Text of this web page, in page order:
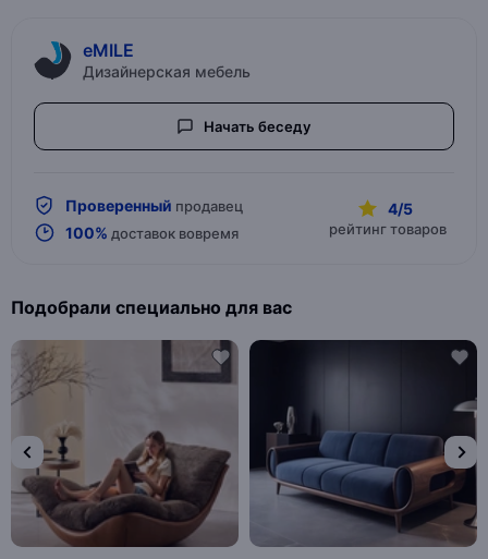
eMILE
Дизайнерская мебель
Начать беседу
Проверенный продавец
100% доставок вовремя
4/5
рейтинг товаров
Подобрали специально для вас